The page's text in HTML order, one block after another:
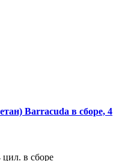
Barracuda в сборе, 4
в сборе